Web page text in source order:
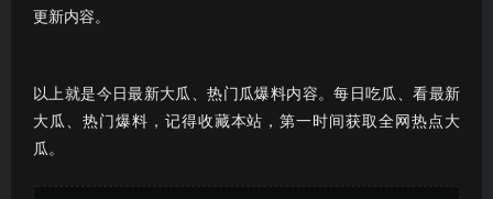
更新内容。
以上就是今日最新大瓜、热门瓜爆料内容。每日吃瓜、看最新
大瓜、热门爆料，记得收藏本站，第一时间获取全网热点大
瓜。